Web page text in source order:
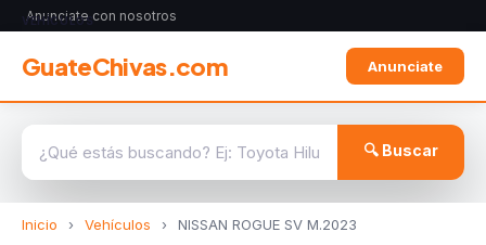
Anunciate con nosotros
GuateChivas.com Anunciate
🔍 Buscar
Inicio › Vehículos › NISSAN ROGUE SV M.2023
VEHÍCULOS